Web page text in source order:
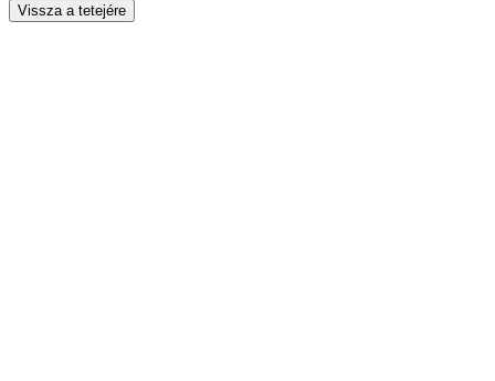
Vissza a tetejére